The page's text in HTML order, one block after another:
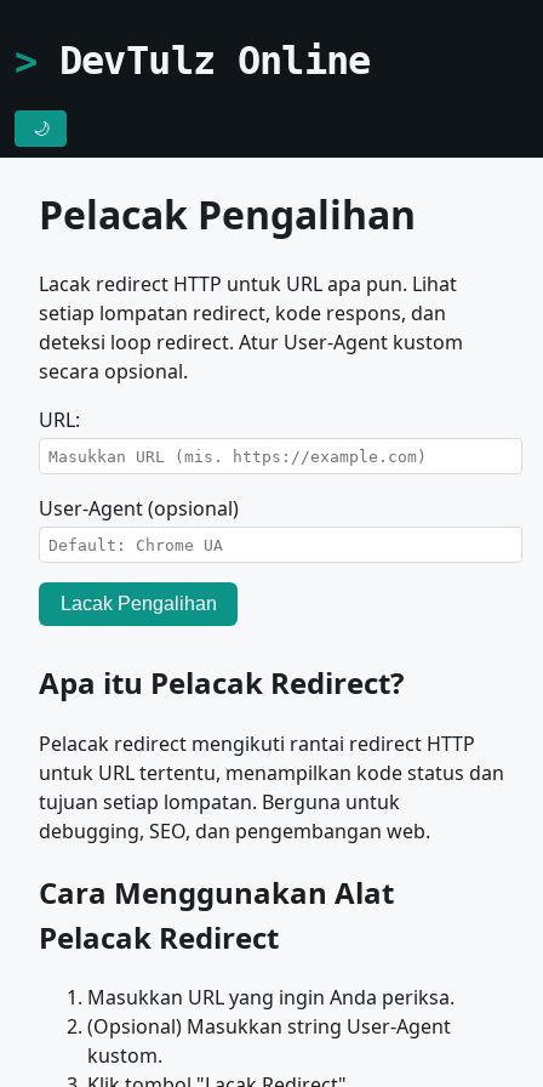
DevTulz Online
🌙
Pelacak Pengalihan
Lacak redirect HTTP untuk URL apa pun. Lihat
setiap lompatan redirect, kode respons, dan
deteksi loop redirect. Atur User-Agent kustom
secara opsional.
URL:
User-Agent (opsional)
Lacak Pengalihan
Apa itu Pelacak Redirect?
Pelacak redirect mengikuti rantai redirect HTTP
untuk URL tertentu, menampilkan kode status dan
tujuan setiap lompatan. Berguna untuk
debugging, SEO, dan pengembangan web.
Cara Menggunakan Alat
Pelacak Redirect
Masukkan URL yang ingin Anda periksa.
(Opsional) Masukkan string User-Agent
kustom.